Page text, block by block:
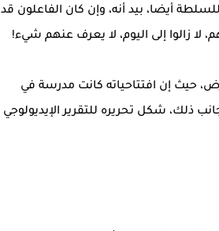
أيضا، بيد أنه، وإن كان الفاعلون قد
لا زالوا إلى اليوم، لا يعرف عنهم شيء!
حيث إن افتتاحياته كانت مدرسة في
ذلك، شكل تحريره للتقرير الإيديولوجي